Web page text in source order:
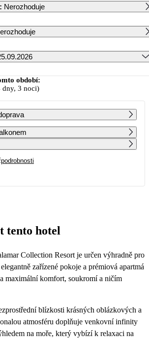
: Nerozhoduje
Září 2026
ST ČT PÁ SO NE
2
16 879
3 4 5 6
9 10 11 12 13
10 739 10 739 9 919 9 089 8 269
30
období:
dny, 3 noci)
s balkonem
podrobnosti
tento hotel
Collection Resort je určen výhradně pro
zařízené pokoje a prémiová apartmá
maximální komfort, soukromí a ničím
blízkosti krásných oblázkových a
atmosféru doplňuje venkovní infinity
na moře, který vybízí k relaxaci na